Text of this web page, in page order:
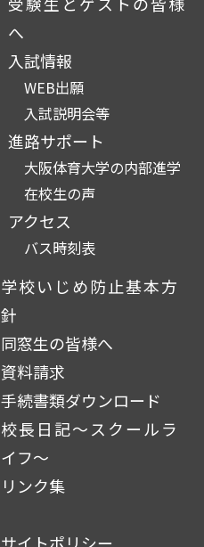
へ
入試情報
WEB出願
入試説明会等
進路サポート
大阪体育大学の内部進学
在校生の声
アクセス
バス時刻表
学校いじめ防止基本方
針
同窓生の皆様へ
資料請求
手続書類ダウンロード
校長日記～スクールラ
イフ～
リンク集